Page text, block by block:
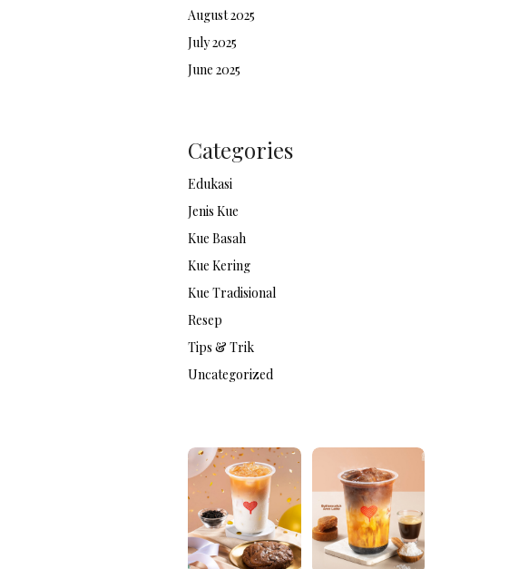
August 2025
July 2025
June 2025
Categories
Edukasi
Jenis Kue
Kue Basah
Kue Kering
Kue Tradisional
Resep
Tips & Trik
Uncategorized